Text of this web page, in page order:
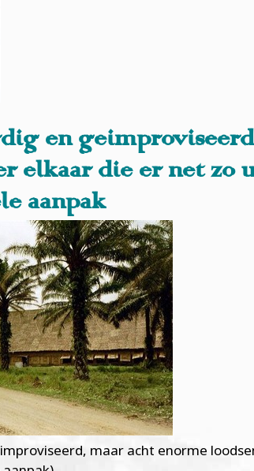
en
elkaar die er net zo
aanpak
maar acht enorme